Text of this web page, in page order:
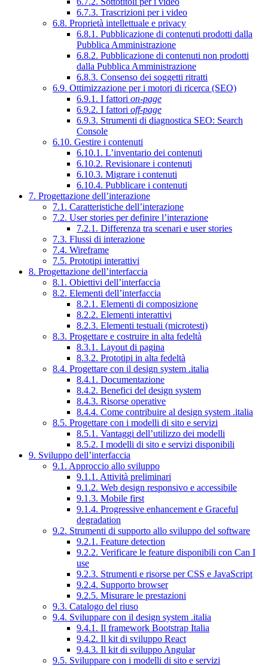
6.7.3. Trascrizioni per i video
6.8. Proprietà intellettuale e privacy
6.8.1. Pubblicazione di contenuti prodotti dalla
Pubblica Amministrazione
6.8.2. Pubblicazione di contenuti non prodotti
dalla Pubblica Amministrazione
6.8.3. Consenso dei soggetti ritratti
6.9. Ottimizzazione per i motori di ricerca (SEO)
6.9.1. I fattori on-page
6.9.2. I fattori off-page
6.9.3. Strumenti di diagnostica SEO: Search
Console
6.10. Gestire i contenuti
6.10.1. L’inventario dei contenuti
6.10.2. Revisionare i contenuti
6.10.3. Migrare i contenuti
6.10.4. Pubblicare i contenuti
7. Progettazione dell’interazione
7.1. Caratteristiche dell’interazione
7.2. User stories per definire l’interazione
7.2.1. Differenza tra scenari e user stories
7.3. Flussi di interazione
7.4. Wireframe
7.5. Prototipi interattivi
8. Progettazione dell’interfaccia
8.1. Obiettivi dell’interfaccia
8.2. Elementi dell’interfaccia
8.2.1. Elementi di composizione
8.2.2. Elementi interattivi
8.2.3. Elementi testuali (microtesti)
8.3. Progettare e costruire in alta fedeltà
8.3.1. Layout di pagina
8.3.2. Prototipi in alta fedeltà
8.4. Progettare con il design system .italia
8.4.1. Documentazione
8.4.2. Benefici del design system
8.4.3. Risorse operative
8.4.4. Come contribuire al design system .italia
8.5. Progettare con i modelli di sito e servizi
8.5.1. Vantaggi dell’utilizzo dei modelli
8.5.2. I modelli di sito e servizi disponibili
9. Sviluppo dell’interfaccia
9.1. Approccio allo sviluppo
9.1.1. Attività preliminari
9.1.2. Web design responsivo e accessibile
9.1.3. Mobile first
9.1.4. Progressive enhancement e Graceful
degradation
9.2. Strumenti di supporto allo sviluppo del software
9.2.1. Feature detection
9.2.2. Verificare le feature disponibili con Can I
use
9.2.3. Strumenti e risorse per CSS e JavaScript
9.2.4. Supporto browser
9.2.5. Misurare le prestazioni
9.3. Catalogo del riuso
9.4. Sviluppare con il design system .italia
9.4.1. Il framework Bootstrap Italia
9.4.2. Il kit di sviluppo React
9.4.3. Il kit di sviluppo Angular
9.5. Sviluppare con i modelli di sito e servizi